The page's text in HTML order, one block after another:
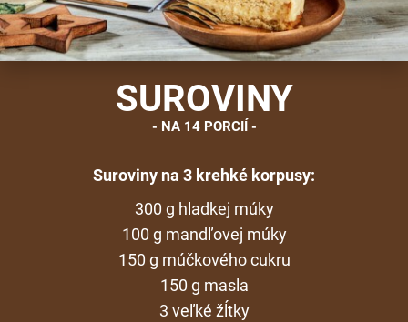
SUROVINY
NA 14 PORCIÍ
Suroviny na 3 krehké korpusy:
300 g hladkej múky
100 g mandľovej múky
150 g múčkového cukru
150 g masla
3 veľké žĺtky